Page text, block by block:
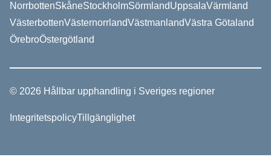
NorrbottenSkåneStockholmSörmlandUppsalaVärmland
VästerbottenVästernorrlandVästmanlandVästra Götaland
ÖrebroÖstergötland
© 2026 Hållbar upphandling i Sveriges regioner
IntegritetspolicyTillgänglighet